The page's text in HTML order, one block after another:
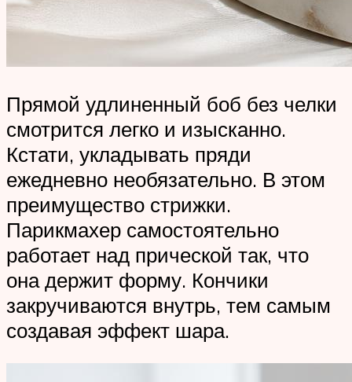
Прямой удлиненный боб без челки
смотрится легко и изысканно.
Кстати, укладывать пряди
ежедневно необязательно. В этом
преимущество стрижки.
Парикмахер самостоятельно
работает над прической так, что
она держит форму. Кончики
закручиваются внутрь, тем самым
создавая эффект шара.